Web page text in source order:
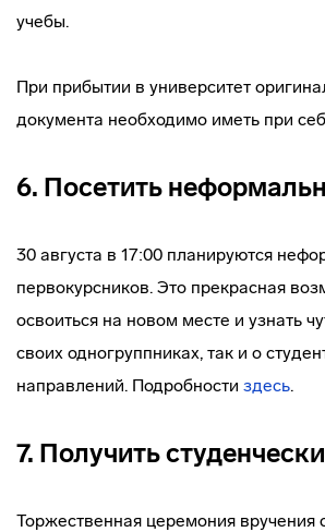
учебы.
При прибытии в университет
документа необходимо иметь при
6. Посетить
30 августа в 17:00 планируются
первокурсников. Это прекрасная
освоиться на новом месте и узнать
своих одногруппниках, так и о
направлений. Подробности здесь.
7. Получить
Торжественная церемония вручения